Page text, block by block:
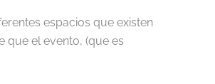
espacios que existen
que el evento, (que es